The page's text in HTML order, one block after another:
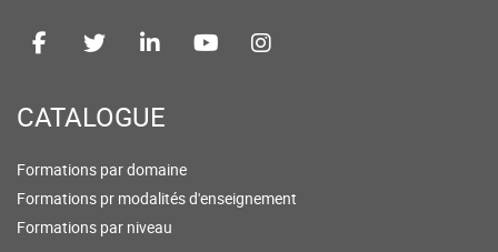
CATALOGUE
Formations par domaine
Formations pr modalités d'enseignement
Formations par niveau